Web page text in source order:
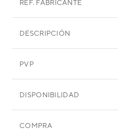
REF. FABRICANTE
DESCRIPCIÓN
PVP
DISPONIBILIDAD
COMPRA